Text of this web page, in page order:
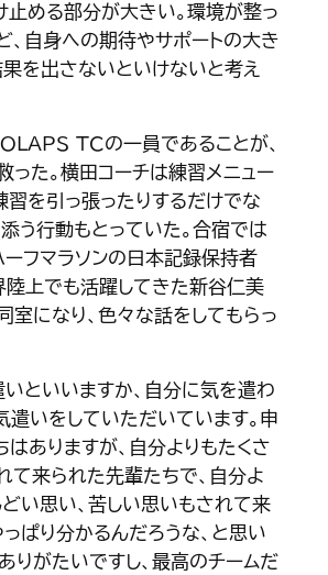
止める部分が大きい。環境が整っ
、自身への期待やサポートの大き
果を出さないといけないと考え
TCの一員であることが、
った。横田コーチは練習メニュー
習を引っ張ったりするだけでな
添う行動もとっていた。合宿では
フマラソンの日本記録保持者
陸上でも活躍してきた新谷仁美
室になり、色々な話をしてもらっ
いといいますか、自分に気を遣わ
遣いをしていただいています。申
はありますが、自分よりもたくさ
て来られた先輩たちで、自分よ
どい思い、苦しい思いもされて来
っぱり分かるんだろうな、と思い
りがたいですし、最高のチームだ